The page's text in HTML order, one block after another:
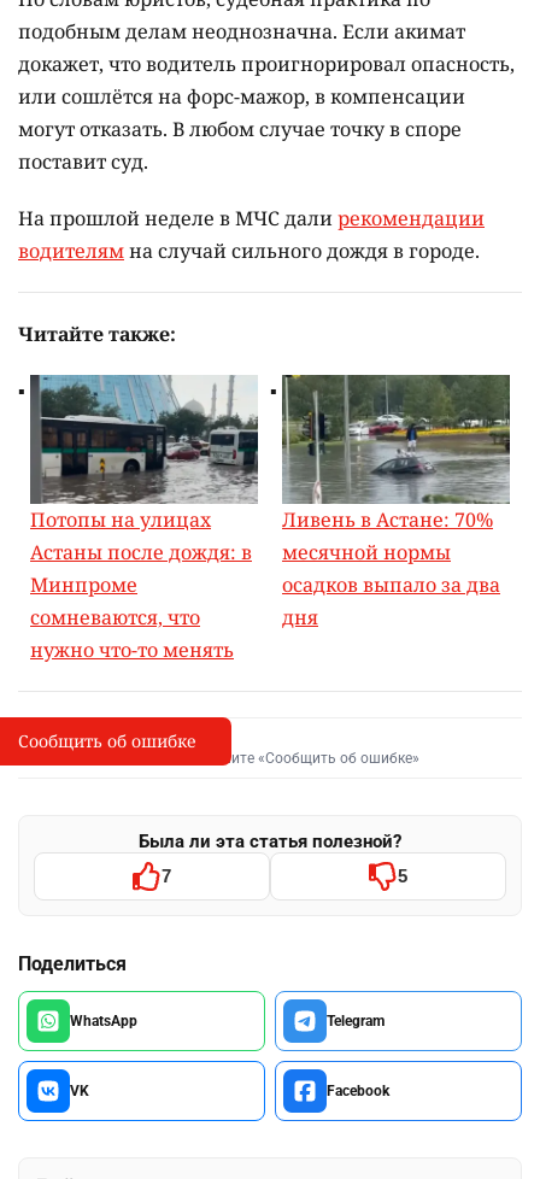
подобным делам неоднозначна. Если акимат
докажет, что водитель проигнорировал опасность,
или сошлётся на форс-мажор, в компенсации
могут отказать. В любом случае точку в споре
поставит суд.
На прошлой неделе в МЧС далирекомендации
водителямна случай сильного дождя в городе.
Читайте также:
Потопы на улицах
Астаны после дождя: в
Минпроме
сомневаются, что
нужно что-то менять
Ливень в Астане: 70%
месячной нормы
осадков выпало за два
дня
I
Сообщить об опечатке
Выделите фрагмент и нажмите «Сообщить об ошибке»
Была ли эта статья полезной?
7 5
Поделиться
WhatsApp Telegram
VK Facebook
Сообщить об ошибке